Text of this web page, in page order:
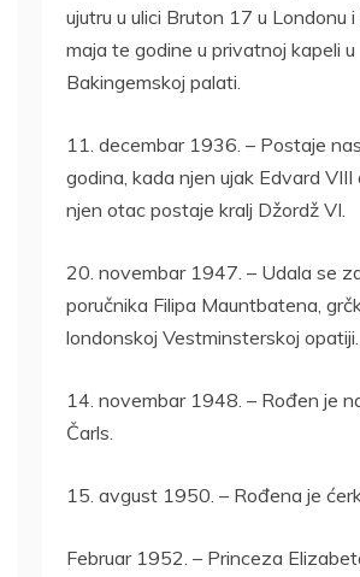
ujutru u ulici Bruton 17 u Londonu
maja te godine u privatnoj kapeli u
Bakingemskoj palati.
11. decembar 1936. – Postaje
godina, kada njen ujak Edvard VIII
njen otac postaje kralj Džordž VI.
20. novembar 1947. – Udala se
poručnika Filipa Mauntbatena,
londonskoj Vestminsterskoj opatiji.
14. novembar 1948. – Rođen je
Čarls.
15. avgust 1950. – Rođena je
Februar 1952. – Princeza